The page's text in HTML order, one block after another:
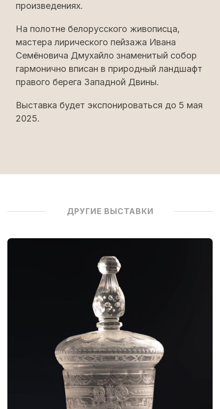
произведениях.
На полотне белорусского живописца,
мастера лирического пейзажа Ивана
Семёновича Дмухайло знаменитый собор
гармонично вписан в природный ландшафт
правого берега Западной Двины.
Выставка будет экспонироваться до 5 мая
2025.
ДРУГИЕ ВЫСТАВКИ